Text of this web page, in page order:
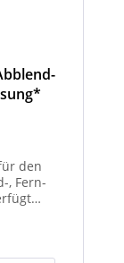
den
, Fern-